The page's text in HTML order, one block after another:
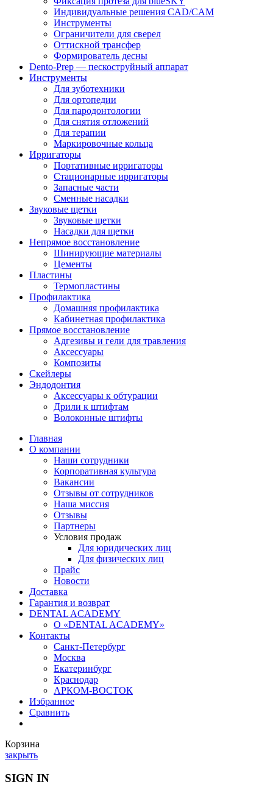
Индивидуальные решения CAD/CAM
Инструменты
Ограничители для сверел
Оттискной трансфер
Формирователь десны
Dento-Prep — пескоструйный аппарат
Инструменты
Для зуботехники
Для ортопедии
Для пародонтологии
Для снятия отложений
Для терапии
Маркировочные кольца
Ирригаторы
Портативные ирригаторы
Стационарные ирригаторы
Запасные части
Сменные насадки
Звуковые щетки
Звуковые щетки
Насадки для щетки
Непрямое восстановление
Шинирующие материалы
Цементы
Пластины
Термопластины
Профилактика
Домашняя профилактика
Кабинетная профилактика
Прямое восстановление
Адгезивы и гели для травления
Аксессуары
Композиты
Скейлеры
Эндодонтия
Аксессуары к обтурации
Дрили к штифтам
Волоконные штифты
Главная
О компании
Наши сотрудники
Корпоративная культура
Вакансии
Отзывы от сотрудников
Наша миссия
Отзывы
Партнеры
Условия продаж
Для юридических лиц
Для физических лиц
Прайс
Новости
Доставка
Гарантия и возврат
DENTAL ACADEMY
О «DENTAL ACADEMY»
Контакты
Санкт-Петербург
Москва
Екатеринбург
Краснодар
АРКОМ-ВОСТОК
Избранное
Сравнить
Корзина
закрыть
SIGN IN